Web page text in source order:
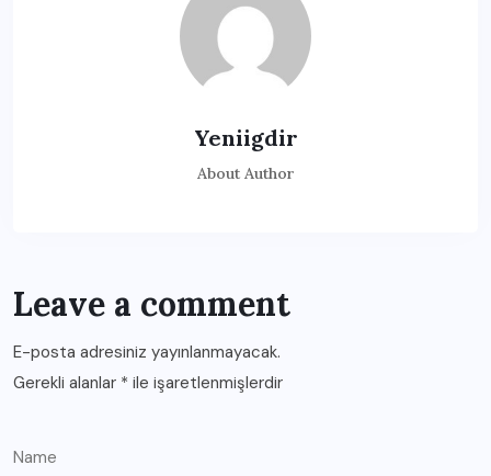
Yeniigdir
About Author
Leave a comment
E-posta adresiniz yayınlanmayacak.
Gerekli alanlar * ile işaretlenmişlerdir